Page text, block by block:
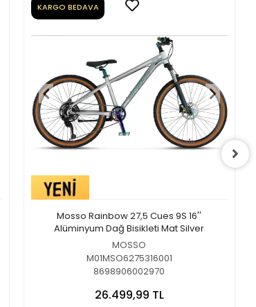
KARGO BEDAVA
Mosso Rainbow 27,5 Cues 9S 16''
Alüminyum Dağ Bisikleti Mat Silver
MOSSO
M01MSO6275316001
8698906002970
26.499,99 TL